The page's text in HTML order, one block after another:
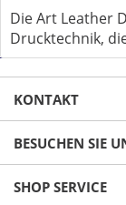
Ich habe die
Die Art Leather
Drucktechnik,
KONTAKT
BESUCHEN SIE
SHOP SERVICE